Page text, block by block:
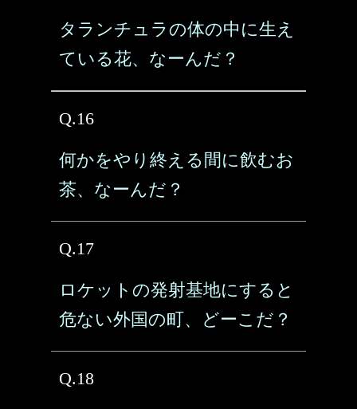
タランチュラの体の中に生え
ている花、なーんだ？
Q.16
何かをやり終える間に飲むお
茶、なーんだ？
Q.17
ロケットの発射基地にすると
危ない外国の町、どーこだ？
Q.18